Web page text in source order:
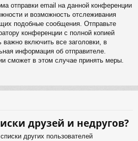
отправки email на данной конференции
и возможность отслеживания
подобные сообщения. Отправьте
конференции с полной копией
включить все заголовки, в
информация об отправителе.
сможет в этом случае принять меры.
друзей и недругов?
других пользователей